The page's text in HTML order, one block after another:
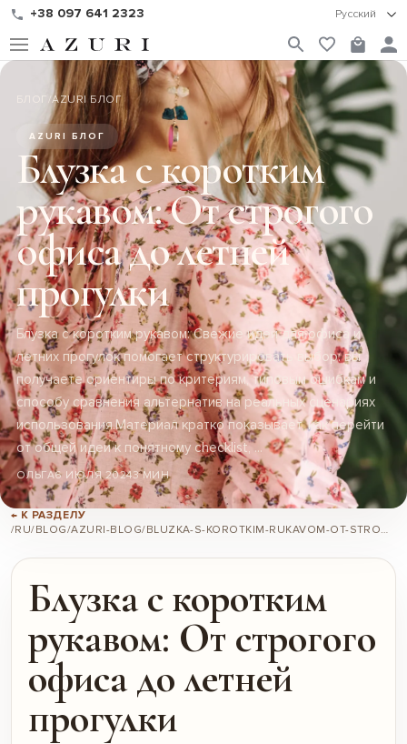
+38 097 641 2323 Русский
БЛОГ /AZURI БЛОГ
AZURI БЛОГ
Блузка с коротким
рукавом: От строгого
офиса до летней
прогулки
Блузка с коротким рукавом: Свежие идеи для офиса и
летних прогулок помогает структурировать выбор: вы
получаете ориентиры по критериям, типовым ошибкам и
способу сравнения альтернатив на реальных сценариях
использования.Материал кратко показывает, как перейти
от общей идеи к понятному checklist, ...
ОЛЬГА6 ИЮЛЯ 20243 МИН
← К РАЗДЕЛУ
/RU/BLOG/AZURI-BLOG/BLUZKA-S-KOROTKIM-RUKAVOM-OT-STROGOGO-OFISA-DO-LETNEI-PROGULKI/
Блузка с коротким
рукавом: От строгого
офиса до летней
прогулки